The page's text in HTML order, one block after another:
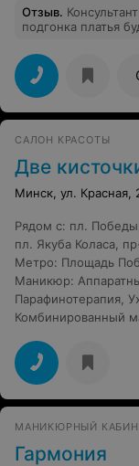
Отзыв.
подгонка платья
что платье было
итогу нашили мне
пришлось за день
ждать несколько
а за подгонку я
торчащими
САЛОН КРАСОТЫ
Две
Минск, ул. Красная,
Рядом с: пл. Победы
пл. Якуба Коласа
Метро: Площадь
Маникюр:
Парафинотерапия
Комбинированный
МАНИКЮРНЫЙ
Гармония